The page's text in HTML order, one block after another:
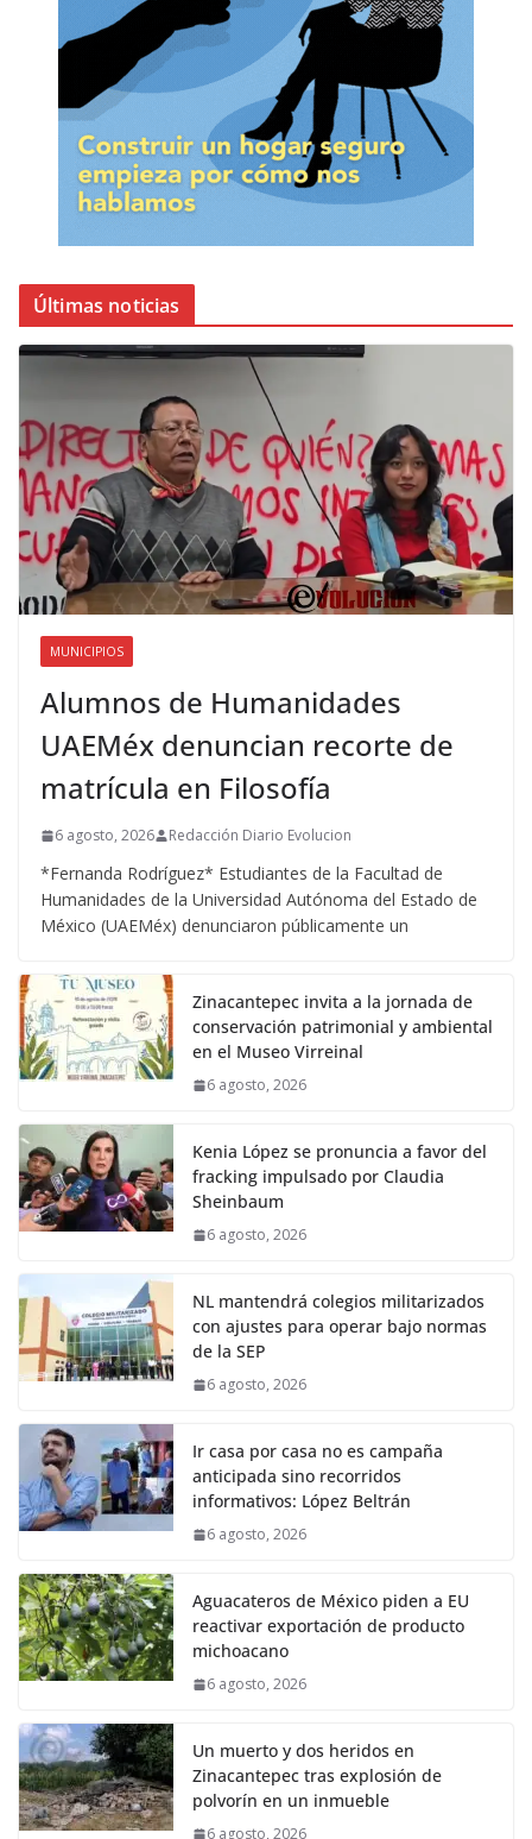
Últimas noticias
MUNICIPIOS
Alumnos de Humanidades
UAEMéx denuncian recorte de
matrícula en Filosofía
6 agosto, 2026 Redacción Diario Evolucion
*Fernanda Rodríguez* Estudiantes de la Facultad de
Humanidades de la Universidad Autónoma del Estado de
México (UAEMéx) denunciaron públicamente un
Zinacantepec invita a la jornada de
conservación patrimonial y ambiental
en el Museo Virreinal
6 agosto, 2026
Kenia López se pronuncia a favor del
fracking impulsado por Claudia
Sheinbaum
6 agosto, 2026
NL mantendrá colegios militarizados
con ajustes para operar bajo normas
de la SEP
6 agosto, 2026
Ir casa por casa no es campaña
anticipada sino recorridos
informativos: López Beltrán
6 agosto, 2026
Aguacateros de México piden a EU
reactivar exportación de producto
michoacano
6 agosto, 2026
Un muerto y dos heridos en
Zinacantepec tras explosión de
polvorín en un inmueble
6 agosto, 2026